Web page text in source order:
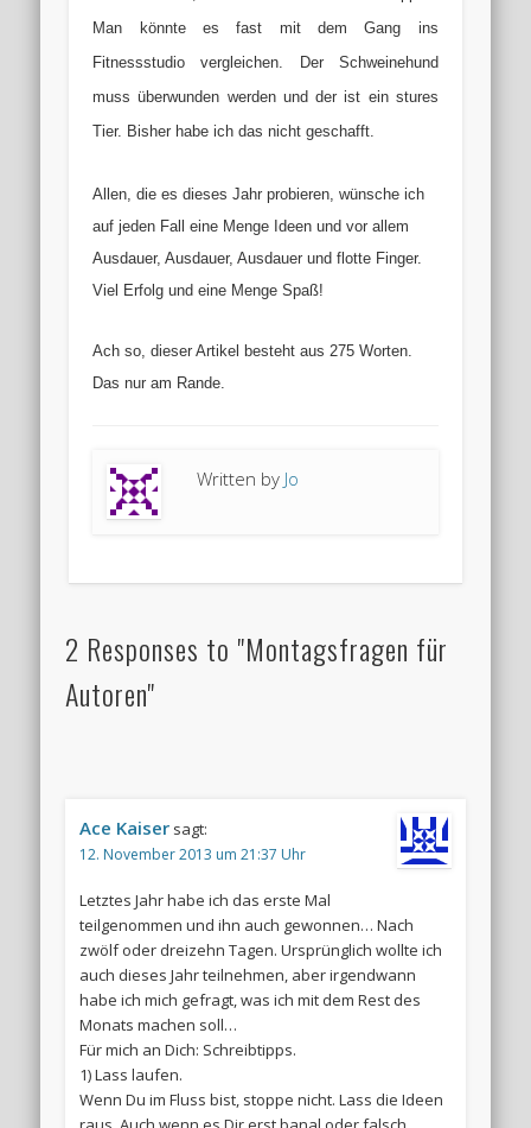
Man könnte es fast mit dem Gang ins
Fitnessstudio vergleichen. Der Schweinehund
muss überwunden werden und der ist ein stures
Tier. Bisher habe ich das nicht geschafft.
Allen, die es dieses Jahr probieren, wünsche ich
auf jeden Fall eine Menge Ideen und vor allem
Ausdauer, Ausdauer, Ausdauer und flotte Finger.
Viel Erfolg und eine Menge Spaß!
Ach so, dieser Artikel besteht aus 275 Worten.
Das nur am Rande.
Written by Jo
2 Responses to "Montagsfragen für
Autoren"
Ace Kaiser sagt:
12. November 2013 um 21:37 Uhr
Letztes Jahr habe ich das erste Mal
teilgenommen und ihn auch gewonnen… Nach
zwölf oder dreizehn Tagen. Ursprünglich wollte ich
auch dieses Jahr teilnehmen, aber irgendwann
habe ich mich gefragt, was ich mit dem Rest des
Monats machen soll…
Für mich an Dich: Schreibtipps.
1) Lass laufen.
Wenn Du im Fluss bist, stoppe nicht. Lass die Ideen